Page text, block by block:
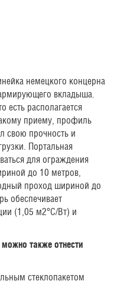
немецкого концерна
армирующего вкладыша.
есть располагается
приему, профиль
свою прочность и
Портальная
для ограждения
до 10 метров,
проход шириной до
обеспечивает
(1,05 м2°С/Вт) и
можно также отнести
стеклопакетом